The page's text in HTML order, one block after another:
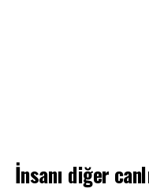
İnsanı diğer